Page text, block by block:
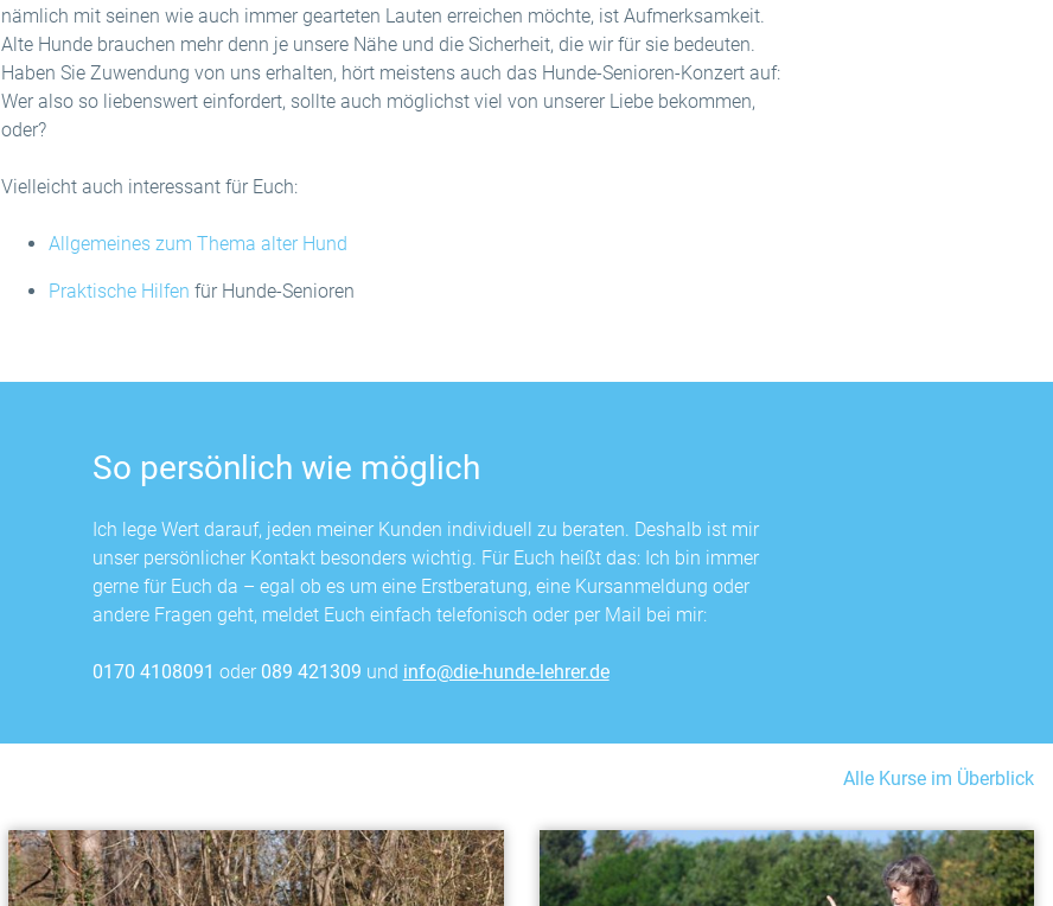
nämlich mit seinen wie auch immer gearteten Lauten erreichen möchte, ist Aufmerksamkeit.
Alte Hunde brauchen mehr denn je unsere Nähe und die Sicherheit, die wir für sie bedeuten.
Haben Sie Zuwendung von uns erhalten, hört meistens auch das Hunde-Senioren-Konzert auf:
Wer also so liebenswert einfordert, sollte auch möglichst viel von unserer Liebe bekommen,
oder?
Vielleicht auch interessant für Euch:
Allgemeines zum Thema alter Hund
Praktische Hilfen für Hunde-Senioren
So persönlich wie möglich
Ich lege Wert darauf, jeden meiner Kunden individuell zu beraten. Deshalb ist mir
unser persönlicher Kontakt besonders wichtig. Für Euch heißt das: Ich bin immer
gerne für Euch da – egal ob es um eine Erstberatung, eine Kursanmeldung oder
andere Fragen geht, meldet Euch einfach telefonisch oder per Mail bei mir:
0170 4108091 oder 089 421309 und info@die-hunde-lehrer.de
Alle Kurse im Überblick